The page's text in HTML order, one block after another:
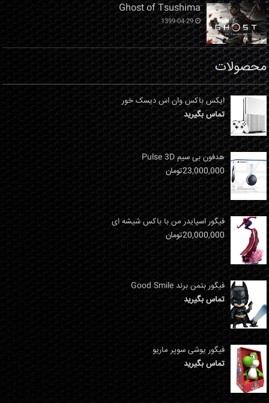
Ghost of Tsushima
1399-04-29
محصولات
ایکس باکس وان اس دیسک خور
تماس بگیرید
هدفون بی سیم Pulse 3D
23,000,000تومان
فیگور اسپایدر من با باکس شیشه ای
20,000,000تومان
فیگور بتمن برند Good Smile
تماس بگیرید
فیگور یوشی سوپر ماریو
تماس بگیرید